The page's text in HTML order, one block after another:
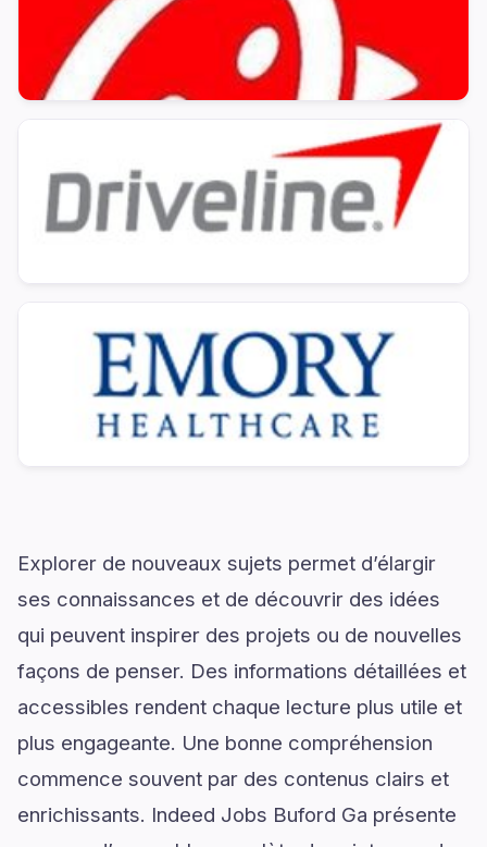
Explorer de nouveaux sujets permet d’élargir
ses connaissances et de découvrir des idées
qui peuvent inspirer des projets ou de nouvelles
façons de penser. Des informations détaillées et
accessibles rendent chaque lecture plus utile et
plus engageante. Une bonne compréhension
commence souvent par des contenus clairs et
enrichissants. Indeed Jobs Buford Ga présente